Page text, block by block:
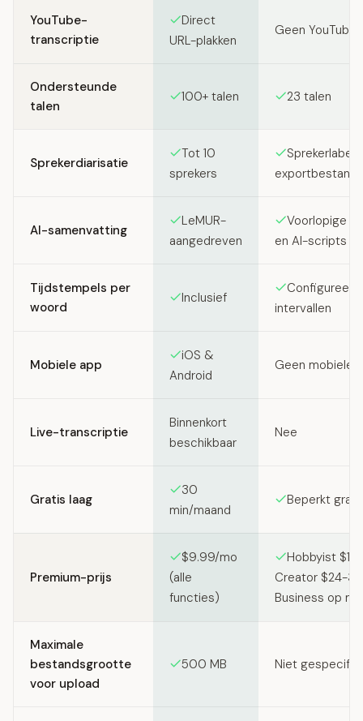
YouTube-
transcriptie
Direct
URL-plakken
Geen
Ondersteunde
talen
100+ talen 23 talen
Sprekerdiarisatie
Tot 10
sprekers
AI-samenvatting
LeMUR-
aangedreven
Voorlopige
en AI-scripts
Tijdstempels per
woord
Inclusief
intervallen
Mobiele app
iOS &
Android
Geen mobiele
Live-transcriptie
Binnenkort
beschikbaar
Nee
Gratis laag
30
min/maand
Beperkt
Premium-prijs
$9.99/mo
(alle
functies)
Hobbyist
Creator $24-
Business op
Maximale
bestandsgrootte
voor upload
500 MB Niet